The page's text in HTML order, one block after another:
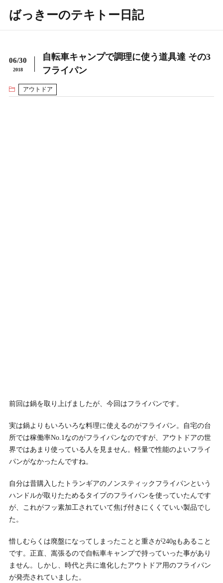
ばっきーのテキトー日記
06/30
2018
自転車キャンプで調理に使う道具達 その3
フライパン
アウトドア
前回は鍋を取り上げましたが、今回はフライパンです。
実は鍋よりもいろいろな料理に使えるのがフライパン。自宅の台
所では稼働率No.1なのがフライパンなのですが、アウトドアの世
界ではあまり使っている人を見ません。軽量で性能のよいフライ
パンがなかったんですね。
自分は昔購入したトランギアのノンスティックフライパンという
ハンドルが取りたためるタイプのフライパンを使っていたんです
が、これがフッ素加工されていて焦げ付きにくくていい製品でし
た。
惜しむらくは廃盤になってしまったことと重さが240gもあること
です。正直、嵩張るので自転車キャンプで持っていった事があり
ません。しかし、時代と共に進化したアウトドア用のフライパン
が発売されていました。